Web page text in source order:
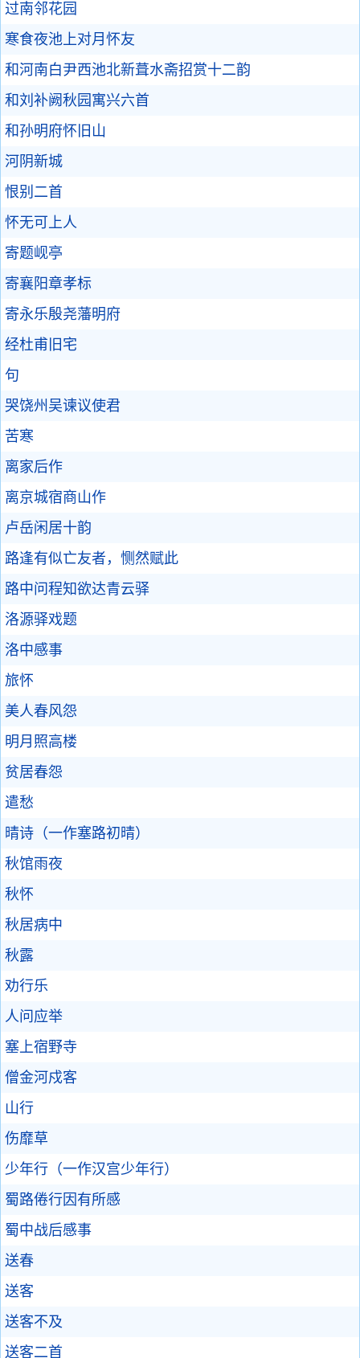
过南邻花园
寒食夜池上对月怀友
和河南白尹西池北新葺水斋招赏十二韵
和刘补阙秋园寓兴六首
和孙明府怀旧山
河阴新城
恨别二首
怀无可上人
寄题岘亭
寄襄阳章孝标
寄永乐殷尧藩明府
经杜甫旧宅
句
哭饶州吴谏议使君
苦寒
离家后作
离京城宿商山作
卢岳闲居十韵
路逢有似亡友者，恻然赋此
路中问程知欲达青云驿
洛源驿戏题
洛中感事
旅怀
美人春风怨
明月照高楼
贫居春怨
遣愁
晴诗（一作塞路初晴）
秋馆雨夜
秋怀
秋居病中
秋露
劝行乐
人问应举
塞上宿野寺
僧金河戍客
山行
伤靡草
少年行（一作汉宫少年行）
蜀路倦行因有所感
蜀中战后感事
送春
送客
送客不及
送客二首